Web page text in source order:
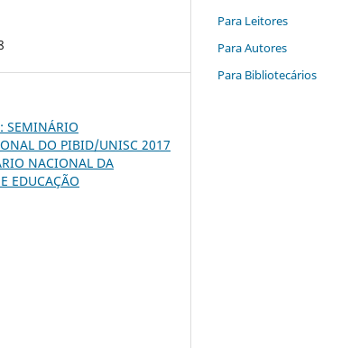
SEMINÁRIO
DO PIBID/UNISC 2017
NACIONAL DA
EDUCAÇÃO
Para Leitores
Para Autores
Para Bibliotecários